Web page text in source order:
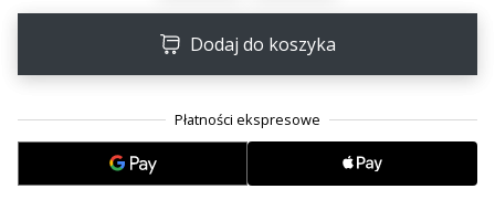
Zostań
Ambasadorem
marki
Dodaj do koszyka